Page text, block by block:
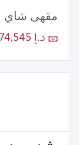
مقهى شاي
د.إ 174,545